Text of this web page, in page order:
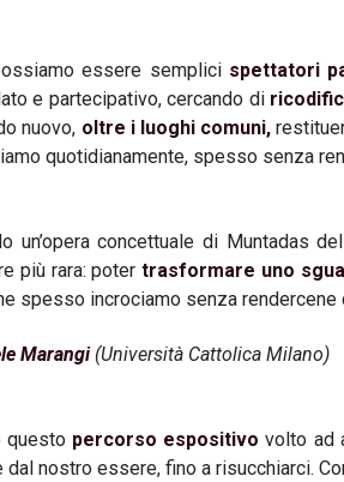
essere semplici spettatori
e partecipativo, cercando di
nuovo, oltre i luoghi comuni,
quotidianamente, spesso senza
un’opera concettuale di Muntadas
più rara: poter trasformare uno
spesso incrociamo senza
Marangi (Università Cattolica Milano)
questo percorso espositivo volto ad
dal nostro essere, fino a risucchiarci.